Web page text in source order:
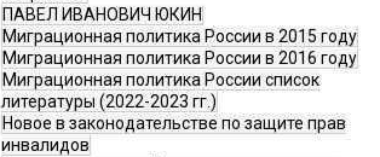
ПАВЕЛ ИВАНОВИЧ ЮКИН
Миграционная политика России в 2015 году
Миграционная политика России в 2016 году
Миграционная политика России список
литературы (2022-2023 гг.)
Новое в законодательстве по защите прав
инвалидов